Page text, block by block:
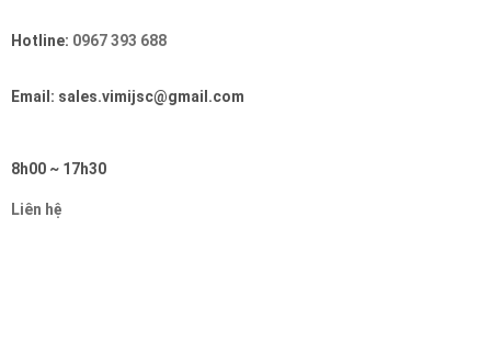
Hotline: 0967 393 688
Email: sales.vimijsc@gmail.com
8h00 ~ 17h30
Liên hệ